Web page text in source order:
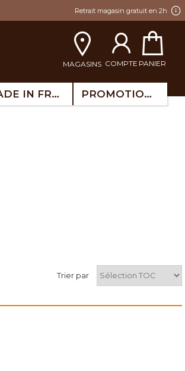
Retrait magasin gratuit en 2h
MAGASINS COMPTE PANIER
MADE IN FRANCE PROMOTIONS
Trier par